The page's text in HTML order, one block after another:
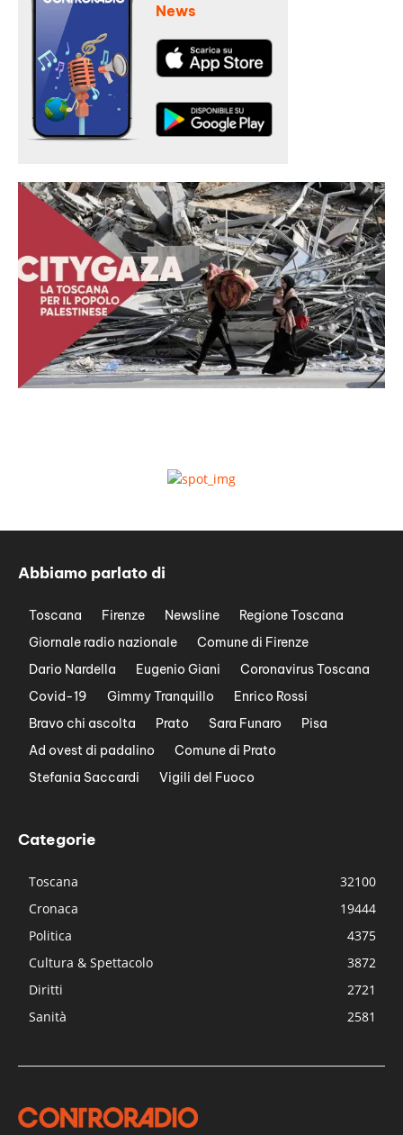
News
Abbiamo parlato di
Toscana Firenze Newsline
Regione Toscana
Giornale radio nazionale
Comune di Firenze
Dario Nardella
Eugenio Giani
Coronavirus Toscana
Covid-19
Gimmy Tranquillo
Enrico Rossi
Bravo chi ascolta
Prato Sara Funaro
Pisa
Ad ovest di padalino
Comune di Prato
Stefania Saccardi
Vigili del Fuoco
Categorie
Toscana
32100
Cronaca
19444
Politica
4375
Cultura & Spettacolo
3872
Diritti
2721
Sanità
2581